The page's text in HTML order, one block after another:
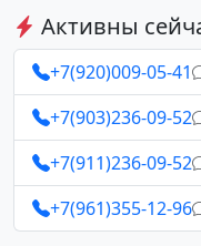
Активны
+7(920)009-05-41
+7(903)236-09-52
+7(911)236-09-52
+7(961)355-12-96